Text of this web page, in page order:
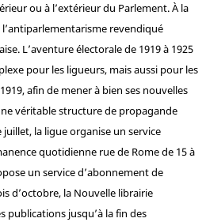
ou à l’extérieur du Parlement. À la
revendiqué
L’aventure électorale de 1919 à 1925
pour les ligueurs, mais aussi pour les
afin de mener à bien ses nouvelles
véritable structure de propagande
la ligue organise un service
quotidienne rue de Rome de 15 à
un service d’abonnement de
d’octobre, la Nouvelle librairie
publications jusqu’à la fin des